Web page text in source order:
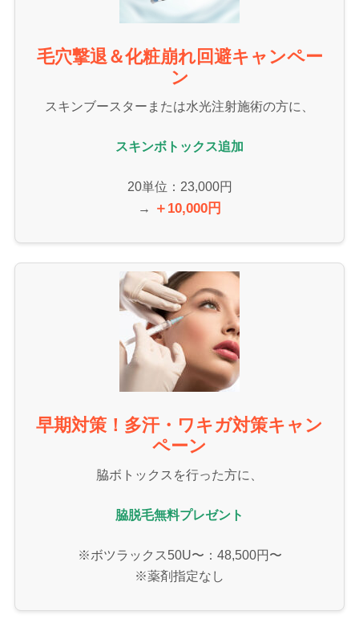
毛穴撃退＆化粧崩れ回避キャンペー
ン
スキンブースターまたは水光注射施術の方に、
スキンボトックス追加
20単位：23,000円
→
＋10,000円
早期対策！多汗・ワキガ対策キャン
ペーン
脇ボトックスを行った方に、
脇脱毛無料プレゼント
※ボツラックス50U〜：48,500円〜
※薬剤指定なし